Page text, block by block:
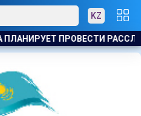
KZ
ФИФА ПО ПРОДАЖЕ